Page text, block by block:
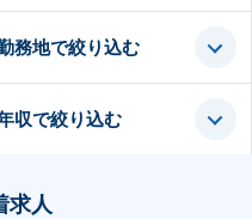
務地で絞り込む
収で絞り込む
求人